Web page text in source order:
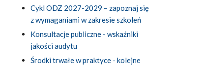
Cykl ODZ 2027-2029 – zapoznaj się
z wymaganiami w zakresie szkoleń
Konsultacje publiczne - wskaźniki
jakości audytu
Środki trwałe w praktyce - kolejne